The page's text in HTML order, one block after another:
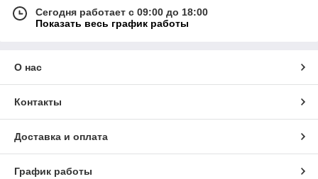
Сегодня работает с 09:00 до 18:00
Показать весь график работы
О нас
Контакты
Доставка и оплата
График работы